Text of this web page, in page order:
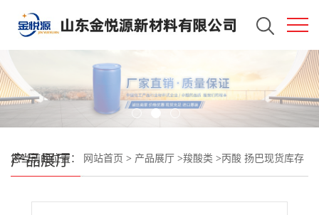
产品展厅
您当前的位置： 网站首页 > 产品展厅 >羧酸类 >丙酸 扬巴现货库存